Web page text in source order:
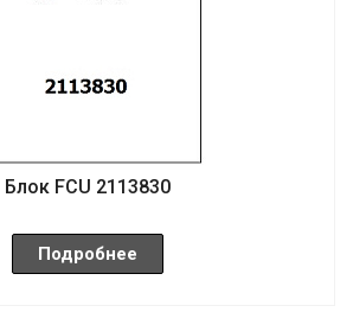
Блок FCU 2113830
Подробнее